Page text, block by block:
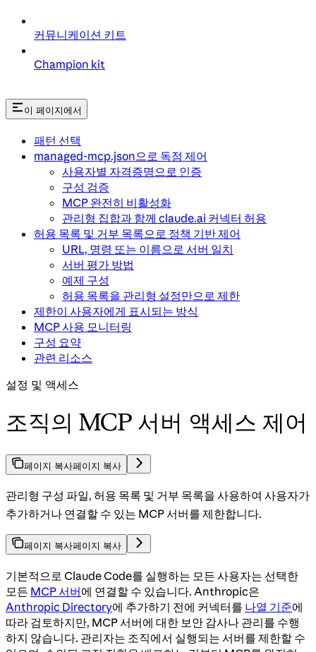
커뮤니케이션 키트
Champion kit
이 페이지에서
패턴 선택
managed-mcp.json으로 독점 제어
사용자별 자격증명으로 인증
구성 검증
MCP 완전히 비활성화
관리형 집합과 함께 claude.ai 커넥터 허용
허용 목록 및 거부 목록으로 정책 기반 제어
URL, 명령 또는 이름으로 서버 일치
서버 평가 방법
예제 구성
허용 목록을 관리형 설정만으로 제한
제한이 사용자에게 표시되는 방식
MCP 사용 모니터링
구성 요약
관련 리소스
설정 및 액세스
조직의 MCP 서버 액세스 제어
페이지 복사페이지 복사
관리형 구성 파일, 허용 목록 및 거부 목록을 사용하여 사용자가
추가하거나 연결할 수 있는 MCP 서버를 제한합니다.
페이지 복사페이지 복사
기본적으로 Claude Code를 실행하는 모든 사용자는 선택한
모든 MCP 서버에 연결할 수 있습니다. Anthropic은
Anthropic Directory에 추가하기 전에 커넥터를 나열 기준에
따라 검토하지만, MCP 서버에 대한 보안 감사나 관리를 수행
하지 않습니다. 관리자는 조직에서 실행되는 서버를 제한할 수